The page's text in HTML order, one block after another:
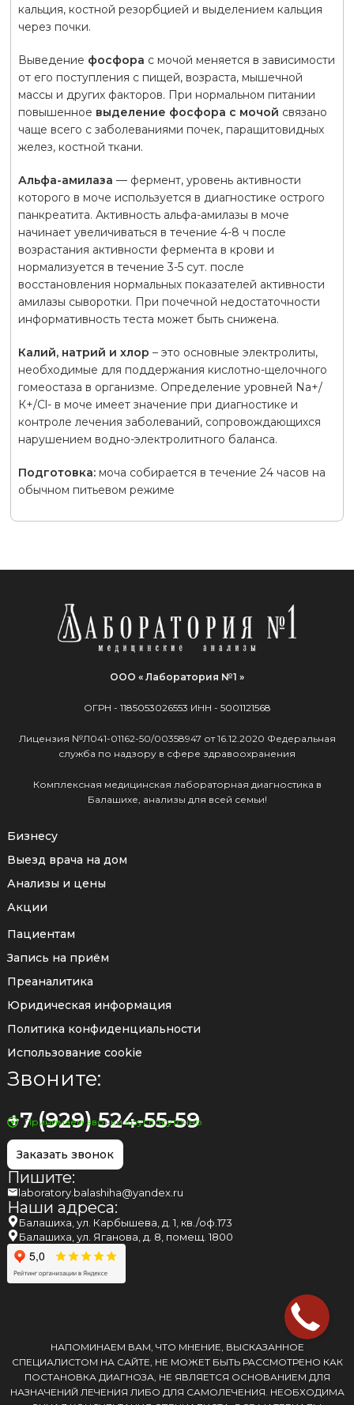
кальция, костной резорбцией и выделением кальция
через почки.
Выведение фосфора с мочой меняется в зависимости
от его поступления с пищей, возраста, мышечной
массы и других факторов. При нормальном питании
повышенное выделение фосфора с мочой связано
чаще всего с заболеваниями почек, паращитовидных
желез, костной ткани.
Альфа-амилаза — фермент, уровень активности
которого в моче используется в диагностике острого
панкреатита. Активность альфа-амилазы в моче
начинает увеличиваться в течение 4-8 ч после
возрастания активности фермента в крови и
нормализуется в течение 3-5 сут. после
восстановления нормальных показателей активности
амилазы сыворотки. При почечной недостаточности
информативность теста может быть снижена.
Калий, натрий и хлор – это основные электролиты,
необходимые для поддержания кислотно-щелочного
гомеостаза в организме. Определение уровней Na+/
К+/Cl- в моче имеет значение при диагностике и
контроле лечения заболеваний, сопровождающихся
нарушением водно-электролитного баланса.
Подготовка:моча собирается в течение 24 часов на
обычном питьевом режиме
ООО « Лаборатория №1 »
ОГРН - 1185053026553 ИНН - 5001121568
Лицензия №Л041-01162-50/00358947 от 16.12.2020 Федеральная
служба по надзору в сфере здравоохранения
Комплексная медицинская лабораторная диагностика в
Балашихе, анализы для всей семьи!
Бизнесу
Выезд врача на дом
Анализы и цены
Акции
Пациентам
Запись на приём
Преаналитика
Юридическая информация
Политика конфиденциальности
Использование cookie
Звоните:
+7 (929) 524-55-59
Принимаем звонки круглосуточно
Заказать звонок
Пишите:
laboratory.balashiha@yandex.ru
Наши адреса:
Балашиха, ул. Карбышева, д. 1, кв./оф.173
Балашиха, ул. Яганова, д. 8, помещ. 1800
НАПОМИНАЕМ ВАМ, ЧТО МНЕНИЕ, ВЫСКАЗАННОЕ
СПЕЦИАЛИСТОМ НА САЙТЕ, НЕ МОЖЕТ БЫТЬ РАССМОТРЕНО КАК
ПОСТАНОВКА ДИАГНОЗА, НЕ ЯВЛЯЕТСЯ ОСНОВАНИЕМ ДЛЯ
НАЗНАЧЕНИЙ ЛЕЧЕНИЯ ЛИБО ДЛЯ САМОЛЕЧЕНИЯ. НЕОБХОДИМА